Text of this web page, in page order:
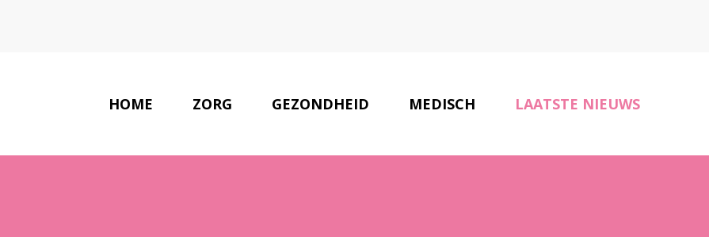
HOME ZORG GEZONDHEID MEDISCH LAATSTE NIEUWS